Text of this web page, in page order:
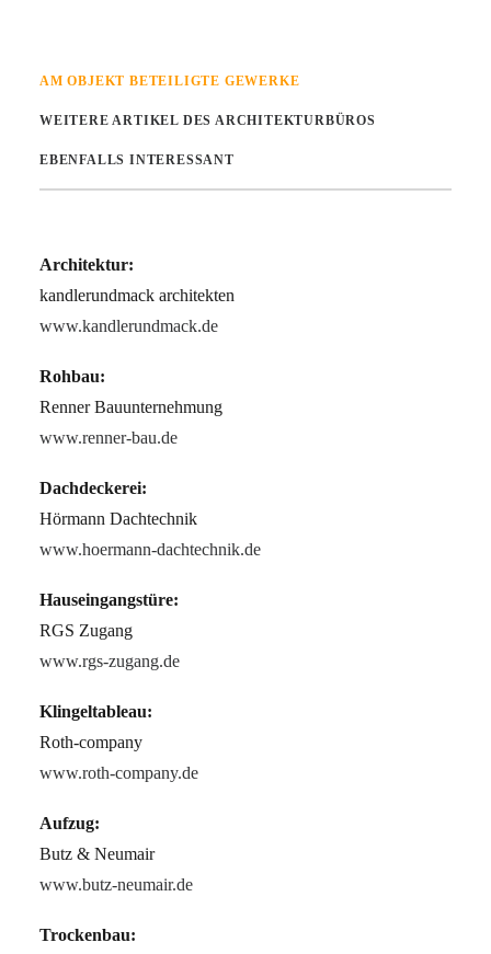
AM OBJEKT BETEILIGTE GEWERKE
WEITERE ARTIKEL DES ARCHITEKTURBÜROS
EBENFALLS INTERESSANT
Architektur:
kandlerundmack architekten
www.kandlerundmack.de
Rohbau:
Renner Bauunternehmung
www.renner-bau.de
Dachdeckerei:
Hörmann Dachtechnik
www.hoermann-dachtechnik.de
Hauseingangstüre:
RGS Zugang
www.rgs-zugang.de
Klingeltableau:
Roth-company
www.roth-company.de
Aufzug:
Butz & Neumair
www.butz-neumair.de
Trockenbau: